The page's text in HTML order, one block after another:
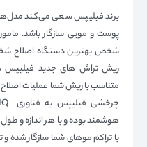
برند فیلیپس سعی می‌کند
پوست و مویی سازگار باشد.
شخص بهترین دستگاه اصلاح
متناسب با ریش شما عملیات
هوشمند بوده و با هر اندازه و
با تراکم موهای شما سازگار شده